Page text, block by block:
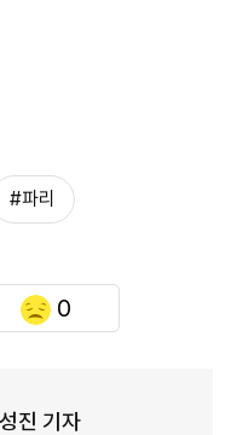
#파리
0
진 기자